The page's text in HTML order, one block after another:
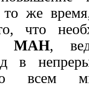
же
что
МАН,
в
во всем